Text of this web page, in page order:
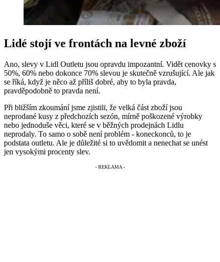
Lidé stojí ve frontách na levné zboží
Ano, slevy v Lidl Outletu jsou opravdu impozantní. Vidět cenovky s
50%, 60% nebo dokonce 70% slevou je skutečně vzrušující. Ale jak
se říká, když je něco až příliš dobré, aby to byla pravda,
pravděpodobně to pravda není.
Při bližším zkoumání jsme zjistili, že velká část zboží jsou
neprodané kusy z předchozích sezón, mírně poškozené výrobky
nebo jednoduše věci, které se v běžných prodejnách Lidlu
neprodaly. To samo o sobě není problém - koneckonců, to je
podstata outletu. Ale je důležité si to uvědomit a nenechat se unést
jen vysokými procenty slev.